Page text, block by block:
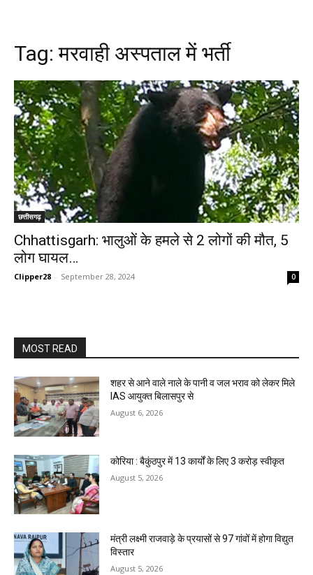
Tag:मरवाही अस्पताल में भर्ती
छत्तीसगढ़
Chhattisgarh: भालुओं के हमले से 2 लोगों की मौत, 5
लोग घायल…
Clipper28 - September 28, 2024 0
MOST READ
शहर से आने वाले नाले के पानी व जल भराव को लेकर मिले
IAS आयुक्त बिलासपुर से
August 6, 2026
कोरिया : बैकुंठपुर में 13 कार्यों के लिए 3 करोड़ स्वीकृत
August 5, 2026
मंत्री लक्ष्मी राजवाड़े के प्रयासों से 97 गांवों में होगा विद्युत
विस्तार
August 5, 2026